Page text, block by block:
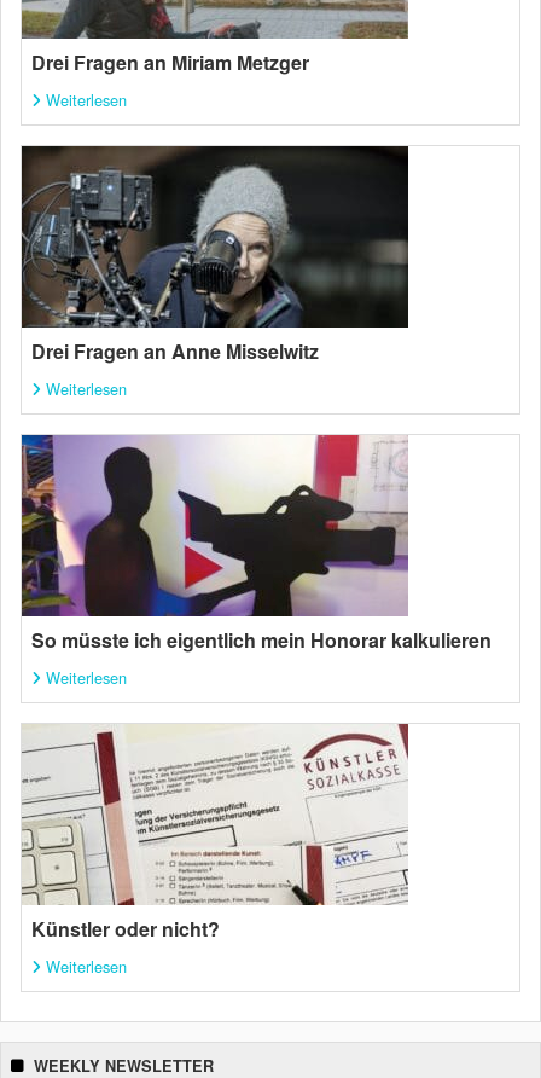
Drei Fragen an Miriam Metzger
Weiterlesen
Drei Fragen an Anne Misselwitz
Weiterlesen
So müsste ich eigentlich mein Honorar kalkulieren
Weiterlesen
Künstler oder nicht?
Weiterlesen
WEEKLY NEWSLETTER